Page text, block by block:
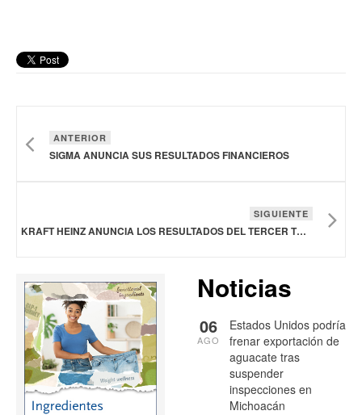
ANTERIOR
SIGMA ANUNCIA SUS RESULTADOS FINANCIEROS
SIGUIENTE
KRAFT HEINZ ANUNCIA LOS RESULTADOS DEL TERCER TRIMESTRE
Noticias
Estados Unidos podría
frenar exportación de
aguacate tras
suspender
inspecciones en
Michoacán
06
AGO